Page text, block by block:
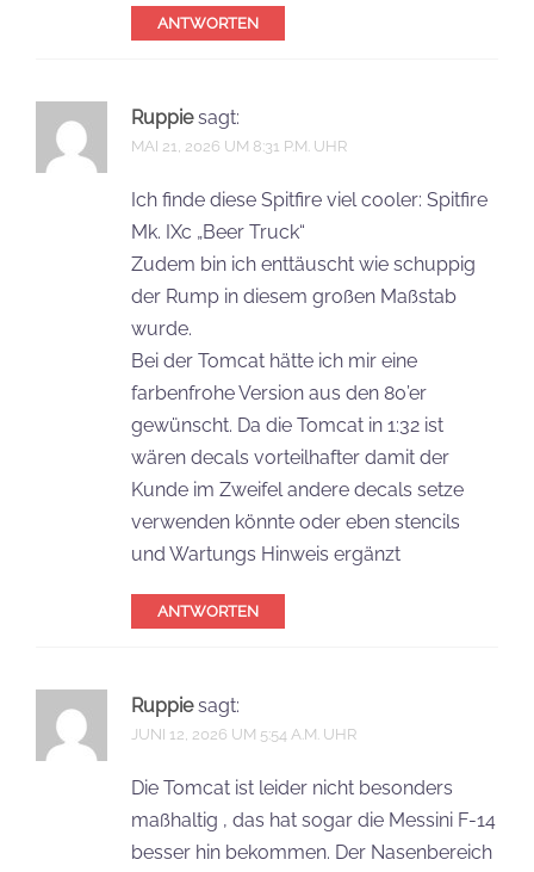
ANTWORTEN
Ruppie sagt:
MAI 21, 2026 UM 8:31 P.M. UHR
Ich finde diese Spitfire viel cooler: Spitfire
Mk. IXc „Beer Truck“
Zudem bin ich enttäuscht wie schuppig
der Rump in diesem großen Maßstab
wurde.
Bei der Tomcat hätte ich mir eine
farbenfrohe Version aus den 80’er
gewünscht. Da die Tomcat in 1:32 ist
wären decals vorteilhafter damit der
Kunde im Zweifel andere decals setze
verwenden könnte oder eben stencils
und Wartungs Hinweis ergänzt
ANTWORTEN
Ruppie sagt:
JUNI 12, 2026 UM 5:54 A.M. UHR
Die Tomcat ist leider nicht besonders
maßhaltig , das hat sogar die Messini F-14
besser hin bekommen. Der Nasenbereich